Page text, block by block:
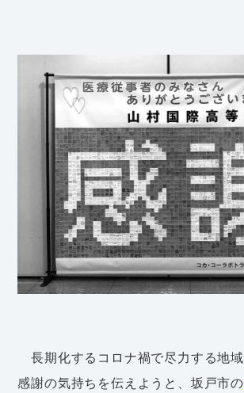
長期化するコロナ禍で尽力する地
感謝の気持ちを伝えようと、坂戸市の